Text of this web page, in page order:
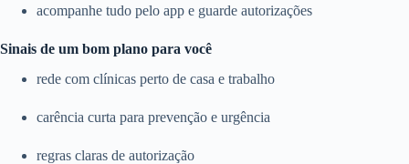
acompanhe tudo pelo app e guarde autorizações
Sinais de um bom plano para você
rede com clínicas perto de casa e trabalho
carência curta para prevenção e urgência
regras claras de autorização